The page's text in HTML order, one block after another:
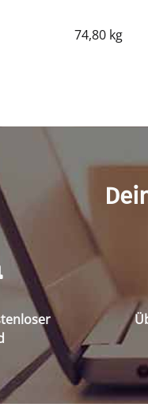
74,80 kg